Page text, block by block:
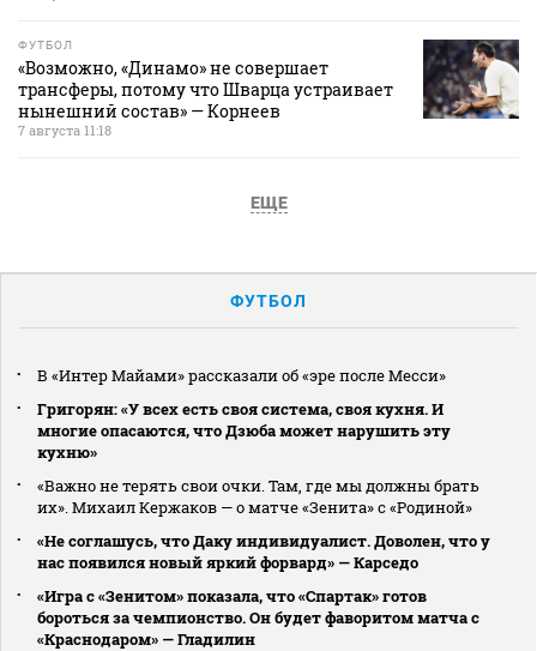
ФУТБОЛ
«Возможно, «Динамо» не совершает
трансферы, потому что Шварца устраивает
нынешний состав» — Корнеев
7 августа 11:18
ЕЩЕ
ФУТБОЛ
В «Интер Майами» рассказали об «эре после Месси»
Григорян: «У всех есть своя система, своя кухня. И
многие опасаются, что Дзюба может нарушить эту
кухню»
«Важно не терять свои очки. Там, где мы должны брать
их». Михаил Кержаков — о матче «Зенита» с «Родиной»
«Не соглашусь, что Даку индивидуалист. Доволен, что у
нас появился новый яркий форвард» — Карседо
«Игра с «Зенитом» показала, что «Спартак» готов
бороться за чемпионство. Он будет фаворитом матча с
«Краснодаром» — Гладилин